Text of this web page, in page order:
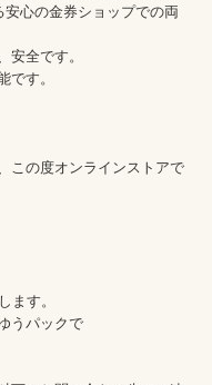
心の金券ショップでの両
全です。
す。
この度オンラインストアで
ます。
うパックで